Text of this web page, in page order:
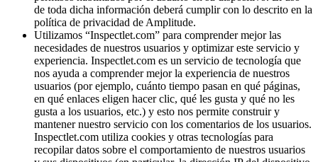
de toda dicha información deberá cumplir con lo descrito en la
política de privacidad de Amplitude.
Utilizamos “Inspectlet.com” para comprender mejor las
necesidades de nuestros usuarios y optimizar este servicio y
experiencia. Inspectlet.com es un servicio de tecnología que
nos ayuda a comprender mejor la experiencia de nuestros
usuarios (por ejemplo, cuánto tiempo pasan en qué páginas,
en qué enlaces eligen hacer clic, qué les gusta y qué no les
gusta a los usuarios, etc.) y esto nos permite construir y
mantener nuestro servicio con los comentarios de los usuarios.
Inspectlet.com utiliza cookies y otras tecnologías para
recopilar datos sobre el comportamiento de nuestros usuarios